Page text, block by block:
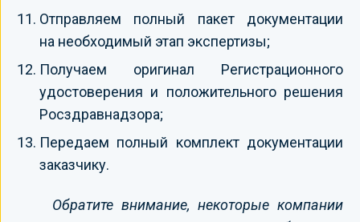
Отправляем полный пакет документации
на необходимый этап экспертизы;
Получаем оригинал Регистрационного
удостоверения и положительного решения
Росздравнадзора;
Передаем полный комплект документации
заказчику.
Обратите внимание, некоторые компании